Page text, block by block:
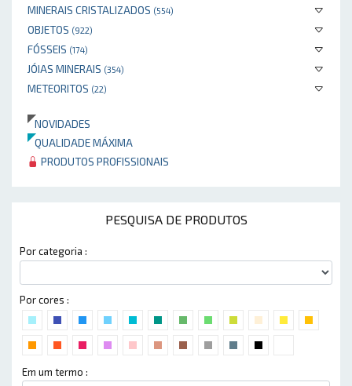
MINERAIS CRISTALIZADOS (554)
OBJETOS (922)
FÓSSEIS (174)
JÓIAS MINERAIS (354)
METEORITOS (22)
NOVIDADES
QUALIDADE MÁXIMA
PRODUTOS PROFISSIONAIS
PESQUISA DE PRODUTOS
Por categoria :
Por cores :
Em um termo :